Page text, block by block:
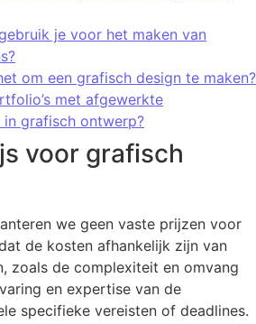
je voor het maken van
om een ​​grafisch design te maken?
met afgewerkte
in grafisch ontwerp?
voor grafisch
we geen vaste prijzen voor
de kosten afhankelijk zijn van
zoals de complexiteit en omvang
en expertise van de
specifieke vereisten of deadlines.